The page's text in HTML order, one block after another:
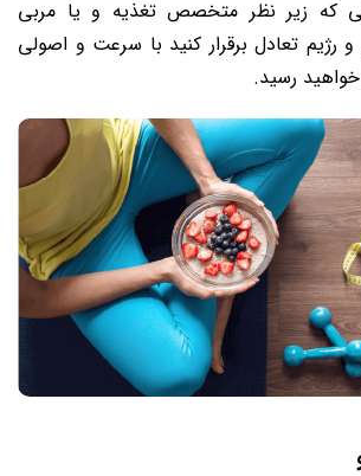
که زیر نظر متخصص تغذیه و یا مربی
رژیم تعادل برقرار کنید با سرعت و اصولی
رسید.